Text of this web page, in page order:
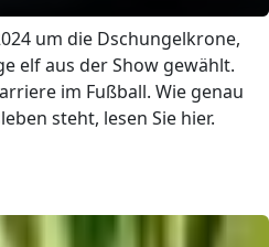
um die Dschungelkrone,
elf aus der Show gewählt.
im Fußball. Wie genau
steht, lesen Sie hier.